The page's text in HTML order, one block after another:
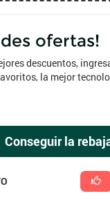
ofertas!
descuentos,
la mejor
Conseguir la